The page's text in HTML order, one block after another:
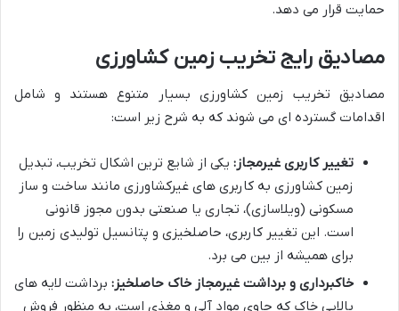
حمایت قرار می دهد.
مصادیق رایج تخریب زمین کشاورزی
مصادیق تخریب زمین کشاورزی بسیار متنوع هستند و شامل
اقدامات گسترده ای می شوند که به شرح زیر است:
تغییر کاربری غیرمجاز: یکی از شایع ترین اشکال تخریب، تبدیل
زمین کشاورزی به کاربری های غیرکشاورزی مانند ساخت و ساز
مسکونی (ویلاسازی)، تجاری یا صنعتی بدون مجوز قانونی
است. این تغییر کاربری، حاصلخیزی و پتانسیل تولیدی زمین را
برای همیشه از بین می برد.
خاکبرداری و برداشت غیرمجاز خاک حاصلخیز: برداشت لایه های
بالایی خاک که حاوی مواد آلی و مغذی است، به منظور فروش